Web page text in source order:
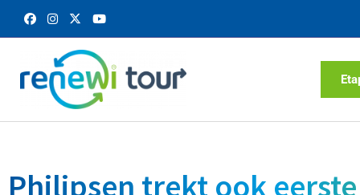
Philipsen trekt ook